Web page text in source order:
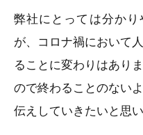
弊社にとっては分か
が、コロナ禍において
ることに変わりはあり
ので終わることのない
伝えしていきたいと思い